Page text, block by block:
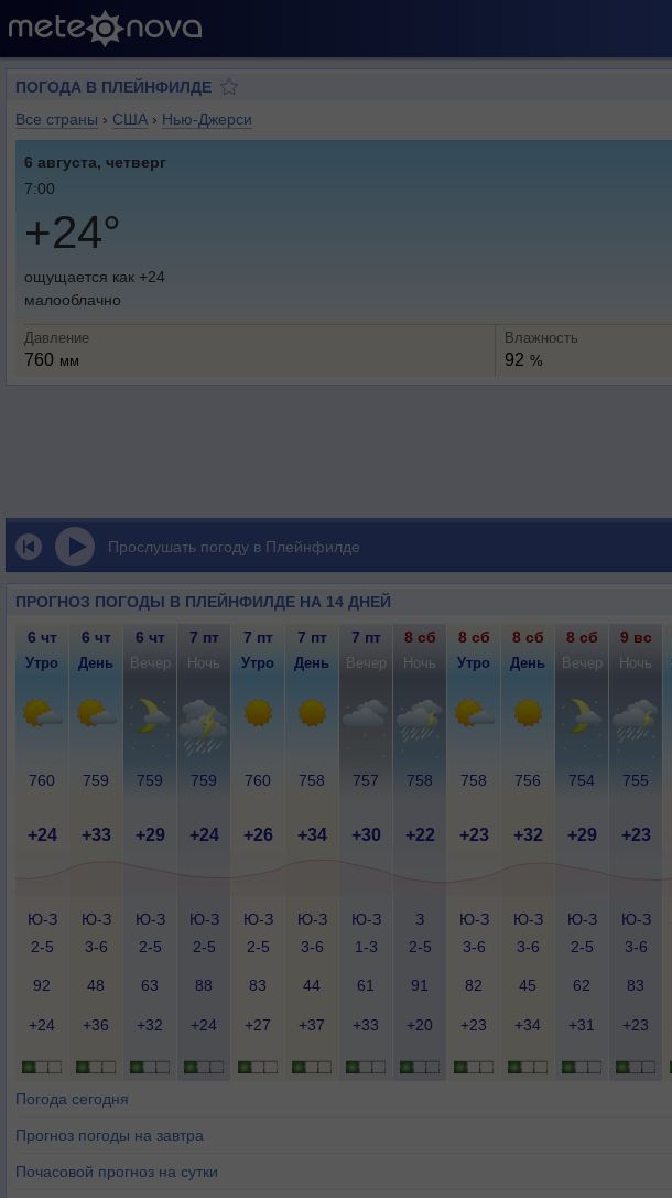
ПОГОДА В ПЛЕЙНФИЛДЕ
Все страны › США › Нью-Джерси
6 августа, четверг
7:00
+24°
ощущается как +24
малооблачно
Давление
760 мм
Влажность
92 %
Прослушать погоду в Плейнфилде
ПРОГНОЗ ПОГОДЫ В ПЛЕЙНФИЛДЕ НА 14 ДНЕЙ
6 чт 6 чт 6 чт 7 пт 7 пт 7 пт 7 пт 8 сб 8 сб 8 сб 8 сб 9 вс
Утро День Вечер Ночь Утро День Вечер Ночь Утро День Вечер Ночь
760 759 759 759 760 758 757 758 758 756 754 755
+24 +33 +29 +24 +26 +34 +30 +22 +23 +32 +29 +23
Ю-З
2-5
Ю-З
3-6
Ю-З
2-5
Ю-З
2-5
Ю-З
2-5
Ю-З
3-6
Ю-З
1-3
З
2-5
Ю-З
3-6
Ю-З
3-6
Ю-З
2-5
Ю-З
3-6
92 48 63 88 83 44 61 91 82 45 62 83
+24 +36 +32 +24 +27 +37 +33 +20 +23 +34 +31 +23
Погода сегодня
Прогноз погоды на завтра
Почасовой прогноз на сутки